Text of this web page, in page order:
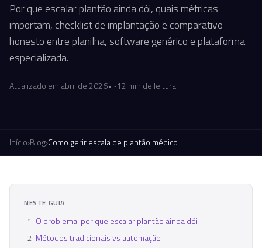
Por que escalar plantão ainda dói, quais métricas
importam, checklist de implantação e comparativo
honesto entre planilha, software genérico e plataforma
especializada.
Atualizado em abril de 2026•~12 min de leitura
Início›Blog›Como gerir escala de plantão médico
NESTE GUIA
O problema: por que escalar plantão ainda dói
Métodos tradicionais vs automação